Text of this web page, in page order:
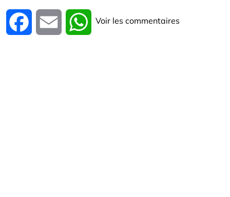
Facebook Email WhatsApp
Voir les commentaires